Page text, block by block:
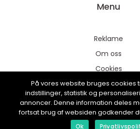
Menu
Reklame
Om oss
Cookies
Kontakt Oss
Sitemap
På vores website bruges cookies
indstillinger, statistik og
annoncer. Denne information deles
fortsat brug af websiden godkender
Ok